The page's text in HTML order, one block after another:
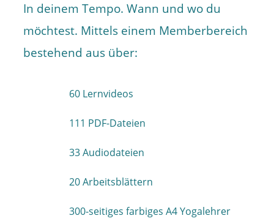
In deinem Tempo. Wann und wo du
möchtest. Mittels einem Memberbereich
bestehend aus über:
60 Lernvideos
111 PDF-Dateien
33 Audiodateien
20 Arbeitsblättern
300-seitiges farbiges A4 Yogalehrer